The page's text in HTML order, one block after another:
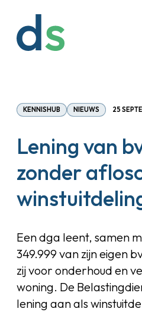
KENNISHUB NIEUWS 25
Lening van
zonder
Een dga leent, samen
349.999 van zijn eigen
zij voor onderhoud en
woning. De
lening aan als